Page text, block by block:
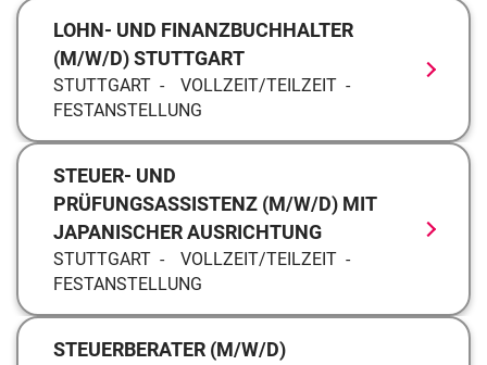
LOHN- UND FINANZBUCHHALTER
(M/W/D) STUTTGART
STUTTGART
VOLLZEIT/TEILZEIT
FESTANSTELLUNG
STEUER- UND
PRÜFUNGSASSISTENZ (M/W/D) MIT
JAPANISCHER AUSRICHTUNG
STUTTGART
VOLLZEIT/TEILZEIT
FESTANSTELLUNG
STEUERBERATER (M/W/D)